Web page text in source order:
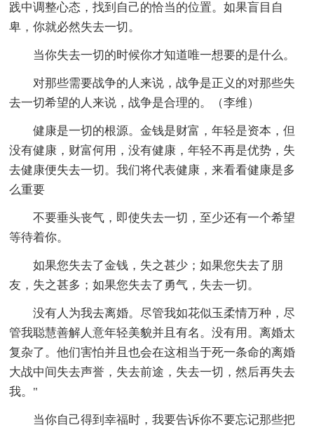
践中调整心态，找到自己的恰当的位置。如果盲目自
卑，你就必然失去一切。
当你失去一切的时候你才知道唯一想要的是什么。
对那些需要战争的人来说，战争是正义的对那些失
去一切希望的人来说，战争是合理的。（李维）
健康是一切的根源。金钱是财富，年轻是资本，但
没有健康，财富何用，没有健康，年轻不再是优势，失
去健康便失去一切。我们将代表健康，来看看健康是多
么重要
不要垂头丧气，即使失去一切，至少还有一个希望
等待着你。
如果您失去了金钱，失之甚少；如果您失去了朋
友，失之甚多；如果您失去了勇气，失去一切。
没有人为我去离婚。尽管我如花似玉柔情万种，尽
管我聪慧善解人意年轻美貌并且有名。没有用。离婚太
复杂了。他们害怕并且也会在这相当于死一条命的离婚
大战中间失去声誉，失去前途，失去一切，然后再失去
我。"
当你自己得到幸福时，我要告诉你不要忘记那些把